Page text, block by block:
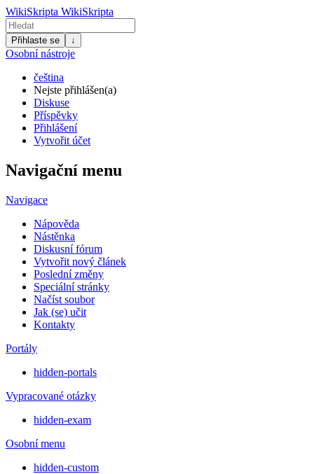
WikiSkripta WikiSkripta
Přihlaste se ↓
Osobní nástroje
čeština
Nejste přihlášen(a)
Diskuse
Příspěvky
Přihlášení
Vytvořit účet
Navigační menu
Navigace
Nápověda
Nástěnka
Diskusní fórum
Vytvořit nový článek
Poslední změny
Speciální stránky
Načíst soubor
Jak (se) učit
Kontakty
Portály
hidden-portals
Vypracované otázky
hidden-exam
Osobní menu
hidden-custom